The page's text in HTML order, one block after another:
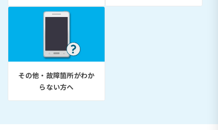
その他・故障箇所がわか
らない方へ